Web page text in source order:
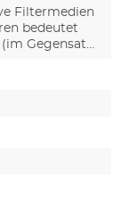
Filtermedien
bedeutet
Gegensatz